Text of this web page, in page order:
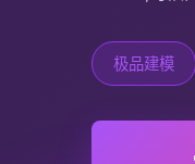
极品建模